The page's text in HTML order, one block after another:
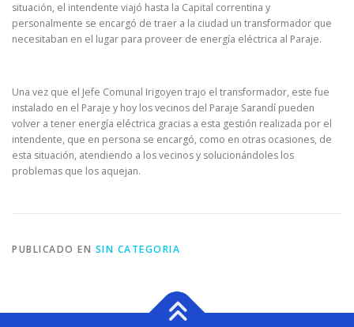
situación, el intendente viajó hasta la Capital correntina y
personalmente se encargó de traer a la ciudad un transformador que
necesitaban en el lugar para proveer de energía eléctrica al Paraje.
Una vez que el Jefe Comunal Irigoyen trajo el transformador, este fue
instalado en el Paraje y hoy los vecinos del Paraje Sarandí pueden
volver a tener energía eléctrica gracias a esta gestión realizada por el
intendente, que en persona se encargó, como en otras ocasiones, de
esta situación, atendiendo a los vecinos y solucionándoles los
problemas que los aquejan.
PUBLICADO EN SIN CATEGORIA